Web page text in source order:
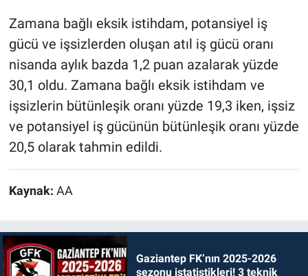
Zamana bağlı eksik istihdam, potansiyel iş
gücü ve işsizlerden oluşan atıl iş gücü oranı
nisanda aylık bazda 1,2 puan azalarak yüzde
30,1 oldu. Zamana bağlı eksik istihdam ve
işsizlerin bütünleşik oranı yüzde 19,3 iken, işsiz
ve potansiyel iş gücünün bütünleşik oranı yüzde
20,5 olarak tahmin edildi.
Kaynak: AA
Gaziantep FK’nın 2025-2026
sezonu istatistikleri! 3 teknik